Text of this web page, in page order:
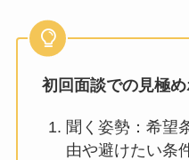
初回面談での見極め
聞く姿勢：希望
由や避けたい条